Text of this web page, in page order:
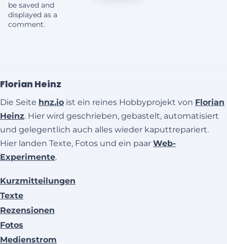
be saved and
displayed as a
comment.
Florian Heinz
Die Seite hnz.io ist ein reines Hobbyprojekt von Florian
Heinz. Hier wird geschrieben, gebastelt, automatisiert
und gelegentlich auch alles wieder kaputtrepariert.
Hier landen Texte, Fotos und ein paar Web-
Experimente.
Kurzmitteilungen
Texte
Rezensionen
Fotos
Medienstrom